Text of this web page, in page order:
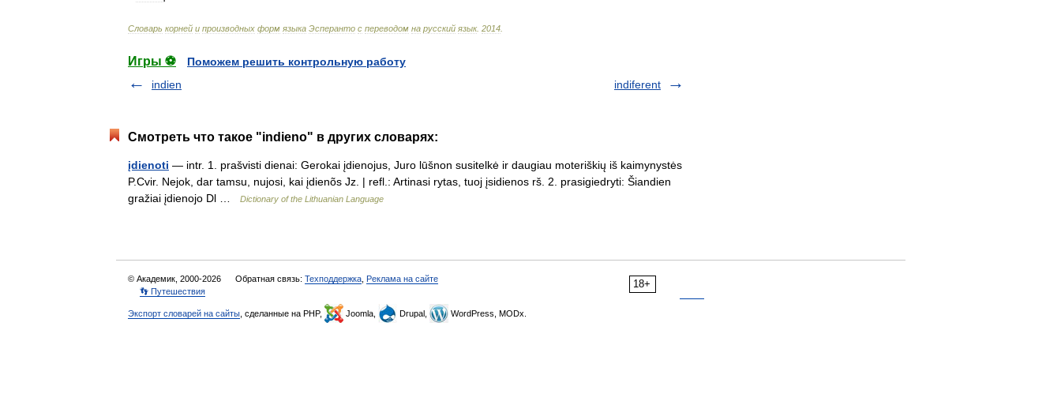
Словарь корней и производных форм языка Эсперанто с переводом на русский язык. 2014
Игры ⚽
Поможем решить контрольную работу
indien
indiferent
Смотреть что такое "indieno" в других словарях:
įdienoti — intr. 1. prašvisti dienai: Gerokai įdienojus, Juro lūšnon susitelkė ir daugiau moteriškių iš kaimynystės
P.Cvir. Nejok, dar tamsu, nujosi, kai įdienõs Jz. | refl.: Artinasi rytas, tuoj įsidienos rš. 2. prasigiedryti: Šiandien
gražiai įdienojo Dl …
Dictionary of the Lithuanian Language
18+
© Академик, 2000-2026 Обратная связь: Техподдержка Реклама на сайте
👣 Путешествия
Экспорт словарей на сайты , сделанные на PHP, Joomla, Drupal, WordPress, MODx.